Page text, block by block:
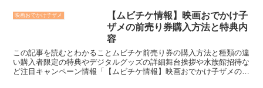
映画おでかけ子ザメ
【ムビチケ情報】映画おでかけ子
ザメの前売り券購入方法と特典内
容
この記事を読むとわかることムビチケ前売り券の購入方法と種類の違
い購入者限定の特典やデジタルグッズの詳細舞台挨拶や水族館招待な
ど注目キャンペーン情報「【ムビチケ情報】映画おでかけ子ザメの前